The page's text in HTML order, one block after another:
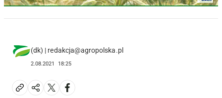
(dk) | redakcja@agropolska.pl
2.08.2021 18:25